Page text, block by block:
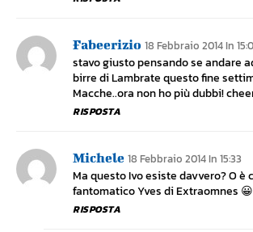
Fabeerizio 18 Febbraio 2014 In
stavo giusto pensando se andare
birre di Lambrate questo fine
Macche..ora non ho più dubbi!
RISPOSTA
Michele 18 Febbraio 2014 In 15:33
Ma questo Ivo esiste davvero? O è
fantomatico Yves di Extraomnes
RISPOSTA